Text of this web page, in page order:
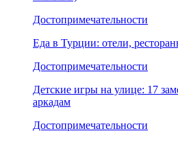
Достопримечательности
Еда в Турции: отели,
Достопримечательности
Детские игры на улице: 17
аркадам
Достопримечательности